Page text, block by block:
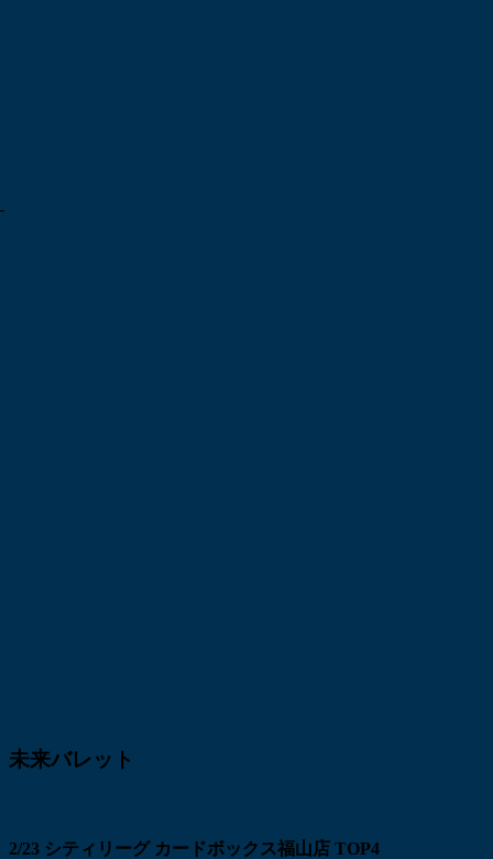
未来バレット
2/23 シティリーグ カードボックス福山店 TOP4